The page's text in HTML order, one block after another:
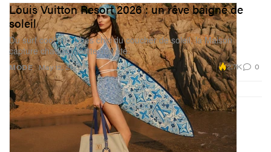
MODE
Louis Vuitton Resort 2026 : un rêve baigné de
soleil
Du surf cool aux vibes chic du coucher de soleil, la Maison
capture chaque facette de l’été.
May 12, 2026 2.7K 0